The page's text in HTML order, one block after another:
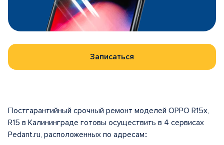
Записаться
Постгарантийный срочный ремонт моделей OPPO R15x,
R15 в Калининграде готовы осуществить в 4 сервисах
Pedant.ru, расположенных по адресам::